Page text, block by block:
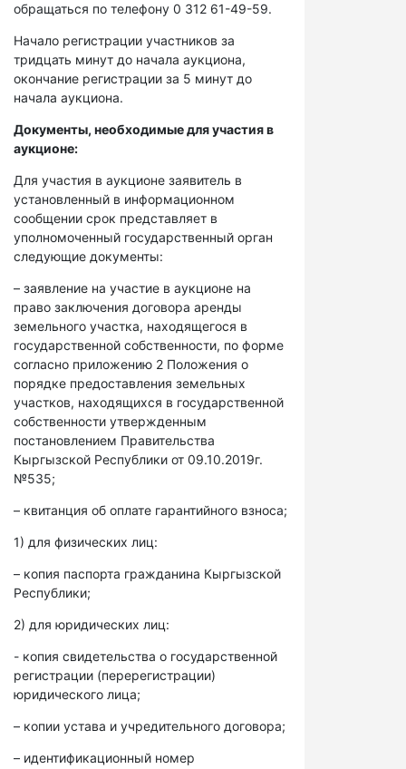
обращаться по телефону 0 312 61-49-59.
Начало регистрации участников за
тридцать минут до начала аукциона,
окончание регистрации за 5 минут до
начала аукциона.
Документы, необходимые для участия в
аукционе:
Для участия в аукционе заявитель в
установленный в информационном
сообщении срок представляет в
уполномоченный государственный орган
следующие документы:
– заявление на участие в аукционе на
право заключения договора аренды
земельного участка, находящегося в
государственной собственности, по форме
согласно приложению 2 Положения о
порядке предоставления земельных
участков, находящихся в государственной
собственности утвержденным
постановлением Правительства
Кыргызской Республики от 09.10.2019г.
№535;
– квитанция об оплате гарантийного взноса;
1) для физических лиц:
– копия паспорта гражданина Кыргызской
Республики;
2) для юридических лиц:
- копия свидетельства о государственной
регистрации (перерегистрации)
юридического лица;
– копии устава и учредительного договора;
– идентификационный номер